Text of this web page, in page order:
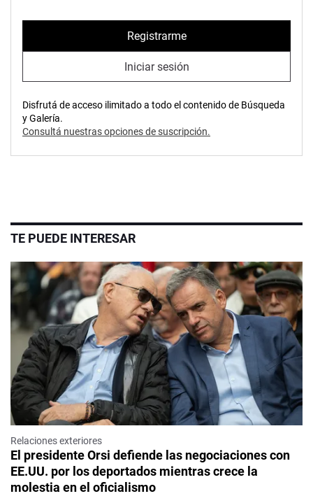
Registrarme
Iniciar sesión
Disfrutá de acceso ilimitado a todo el contenido de Búsqueda
y Galería.
Consultá nuestras opciones de suscripción.
TE PUEDE INTERESAR
Relaciones exteriores
El presidente Orsi defiende las negociaciones con
EE.UU. por los deportados mientras crece la
molestia en el oficialismo